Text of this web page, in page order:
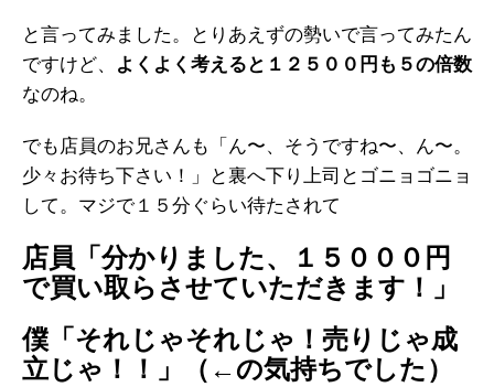
と言ってみました。とりあえずの勢いで言ってみたん
ですけど、
よくよく考えると１２５００円も５の倍数
なのね。
でも店員のお兄さんも「ん〜、そうですね〜、ん〜。
少々お待ち下さい！」と裏へ下り上司とゴニョゴニョ
して。マジで１５分ぐらい待たされて
店員「分かりました、１５０００円
で買い取らさせていただきます！」
僕「それじゃそれじゃ！売りじゃ成
立じゃ！！」（←の気持ちでした）